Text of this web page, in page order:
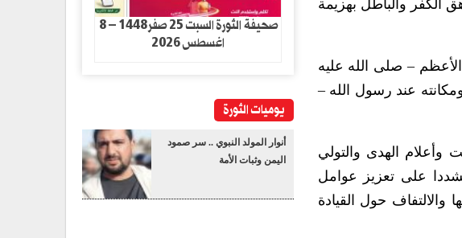
الكفر والباطل بهزيمة
– صلى الله عليه
عند رسول الله –
وأعلام الهدى والتولي
على تعزيز عوامل
حول القيادة
صحيفة الثورة السبت 25 صفر1448 – 8
اغسطس 2026
يوميات الثورة
أنوار المولد النبوي .. سر صمود
اليمن وثبات الأمة